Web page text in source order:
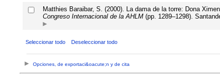
Matthies Baraibar, S. (2000). La dama de la torre: Dona
Congreso Internacional de la AHLM(pp. 1289–1298).
Seleccionar todo Deseleccionar todo
Opciones, de exportaci&oacute;n y de cita